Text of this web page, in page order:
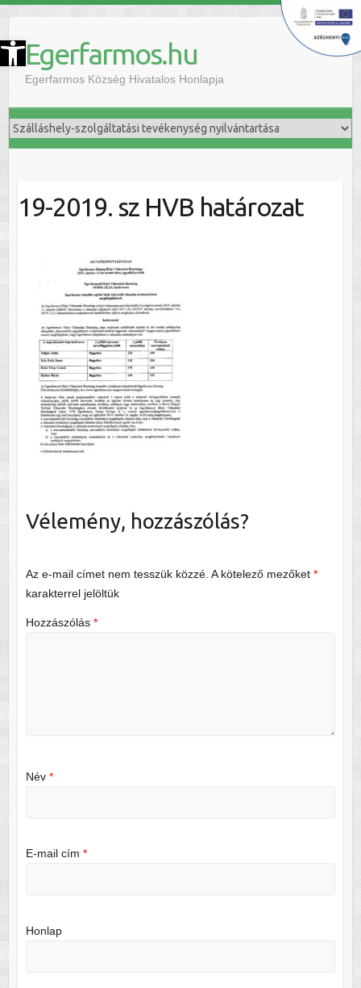
Eszköztár megnyitása Egerfarmos.hu
Egerfarmos Község Hivatalos Honlapja
19-2019. sz HVB határozat
Vélemény, hozzászólás?
Az e-mail címet nem tesszük közzé. A kötelező mezőket *
karakterrel jelöltük
Hozzászólás *
Név *
E-mail cím *
Honlap